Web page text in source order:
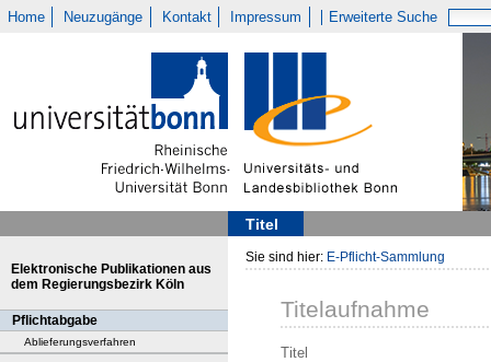
Home Neuzugänge Kontakt Impressum Erweiterte Suche
Titel
Elektronische Publikationen aus
dem Regierungsbezirk Köln
Pflichtabgabe
Ablieferungsverfahren
Sie sind hier: E-Pflicht-Sammlung
Titelaufnahme
Titel